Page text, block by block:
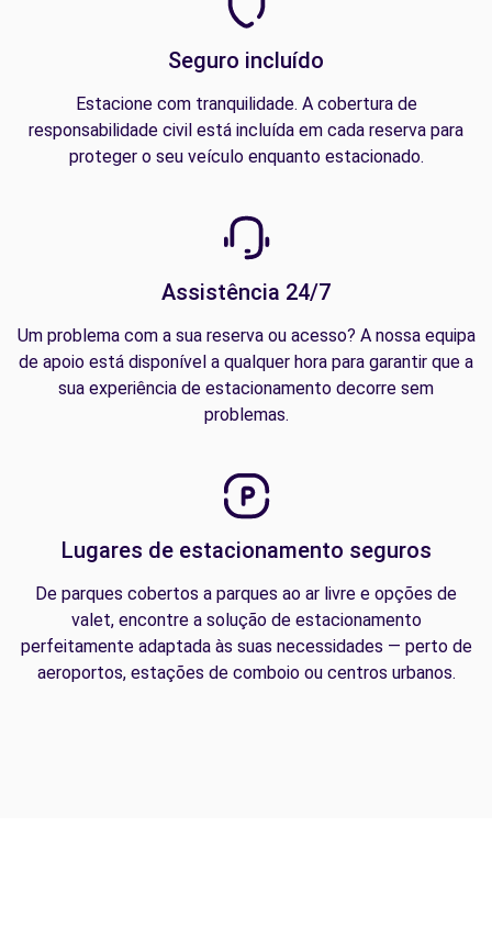
Seguro incluído
Estacione com tranquilidade. A cobertura de
responsabilidade civil está incluída em cada reserva para
proteger o seu veículo enquanto estacionado.
Assistência 24/7
Um problema com a sua reserva ou acesso? A nossa equipa
de apoio está disponível a qualquer hora para garantir que a
sua experiência de estacionamento decorre sem
problemas.
Lugares de estacionamento seguros
De parques cobertos a parques ao ar livre e opções de
valet, encontre a solução de estacionamento
perfeitamente adaptada às suas necessidades — perto de
aeroportos, estações de comboio ou centros urbanos.